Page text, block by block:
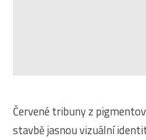
Červené tribuny z
stavbě jasnou vizuální